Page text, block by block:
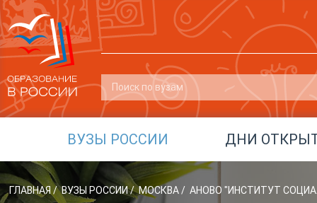
ВУЗЫ РОССИИ ДНИ
ГЛАВНАЯ / ВУЗЫ РОССИИ/ МОСКВА/ АНОВО "ИНСТИТУТ